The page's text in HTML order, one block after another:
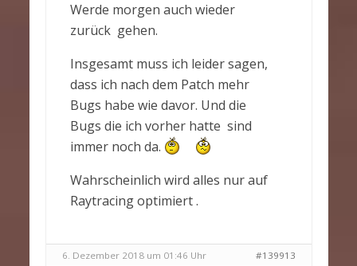
Werde morgen auch wieder
zurück gehen.
Insgesamt muss ich leider sagen,
dass ich nach dem Patch mehr
Bugs habe wie davor. Und die
Bugs die ich vorher hatte sind
immer noch da.
Wahrscheinlich wird alles nur auf
Raytracing optimiert .
6. Dezember 2018 um 01:46 Uhr #139913